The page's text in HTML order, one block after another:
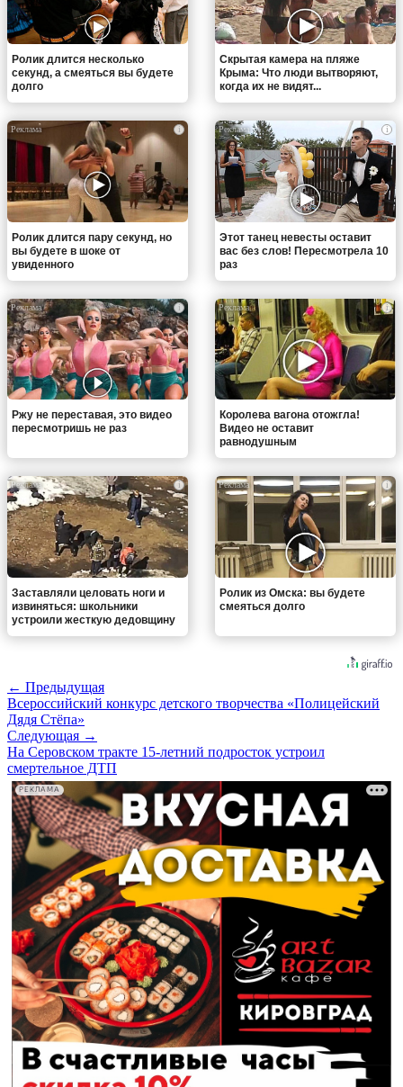
Ролик длится несколько
секунд, а смеяться вы будете
долго
Скрытая камера на пляже
Крыма: Что люди вытворяют,
когда их не видят...
i
Ролик длится пару секунд, но
вы будете в шоке от
увиденного
i
Этот танец невесты оставит
вас без слов! Пересмотрела 10
раз
i
Ржу не переставая, это видео
пересмотришь не раз
i
Королева вагона отожгла!
Видео не оставит
равнодушным
i
Заставляли целовать ноги и
извиняться: школьники
устроили жесткую дедовщину
i
Ролик из Омска: вы будете
смеяться долго
← Предыдущая
Всероссийский конкурс детского творчества «Полицейский
Дядя Стёпа»
Следующая →
На Серовском тракте 15-летний подросток устроил
смертельное ДТП
РЕКЛАМА